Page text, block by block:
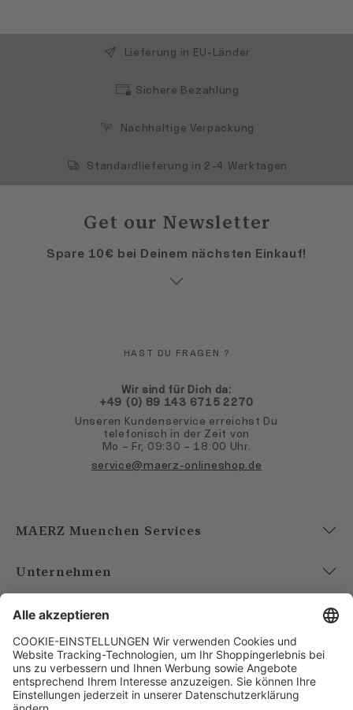
Lieferung in EU-Länder
Sichere Bezahlung
Nachhaltige Verpackung
Standardlieferung in 2-4 Werktagen
Get our Newsletter
Spare 10€ bei Deinem nächsten Einkauf!
HAST DU FRAGEN ?
Wir sind für Dich da:
+49 (0) 89 143 6715 2270
Unseren Kundenservice erreichst Du
telefonisch in der Zeit von
Mo – Fr, 09:30 – 18:00 Uhr.
service@maerz-onlineshop.de
MAERZ Muenchen Services
Unternehmen
Account
Bezahlarten
Versandarten